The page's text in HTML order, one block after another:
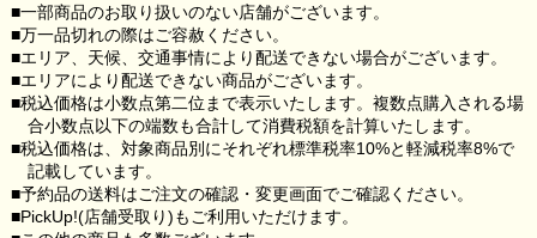
一部商品のお取り扱いのない店舗がございます。
万一品切れの際はご容赦ください。
エリア、天候、交通事情により配送できない場合がございます。
エリアにより配送できない商品がございます。
税込価格は小数点第二位まで表示いたします。複数点購入される場
合小数点以下の端数も合計して消費税額を計算いたします。
税込価格は、対象商品別にそれぞれ標準税率10%と軽減税率8%で
記載しています。
予約品の送料はご注文の確認・変更画面でご確認ください。
PickUp!(店舗受取り)もご利用いただけます。